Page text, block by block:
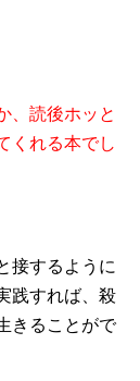
、読後ホッと
くれる本でし
接するように
践すれば、殺
きることがで